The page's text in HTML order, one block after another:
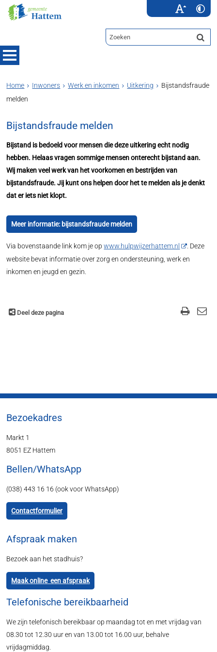
Home Inwoners Werk en inkomen Uitkering
Bijstandsfraude
melden
Bijstandsfraude melden
Bijstand is bedoeld voor mensen die deze uitkering echt nodig
hebben. Helaas vragen sommige mensen onterecht bijstand aan.
Wij maken veel werk van het voorkomen en bestrijden van
bijstandsfraude. Jij kunt ons helpen door het te melden als je denkt
dat er iets niet klopt.
Meer informatie: bijstandsfraude melden
Via bovenstaande link kom je opwww.hulpwijzerhattem.nl
. Deze
website bevat informatie over zorg en ondersteuning, werk en
inkomen en jeugd en gezin.
Deel deze pagina
Bezoekadres
Markt 1
8051 EZ Hattem
Bellen/WhatsApp
(038) 443 16 16 (ook voor WhatsApp)
Contactformulier
Afspraak maken
Bezoek aan het stadhuis?
Maak online een afspraak
Telefonische bereikbaarheid
We zijn telefonisch bereikbaar op maandag tot en met vrijdag van
08.30 tot 12.30 uur en van 13.00 tot 16.00 uur, behalve
vrijdagmiddag.